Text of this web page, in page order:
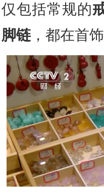
仅包括常规的
脚链 ，都在首